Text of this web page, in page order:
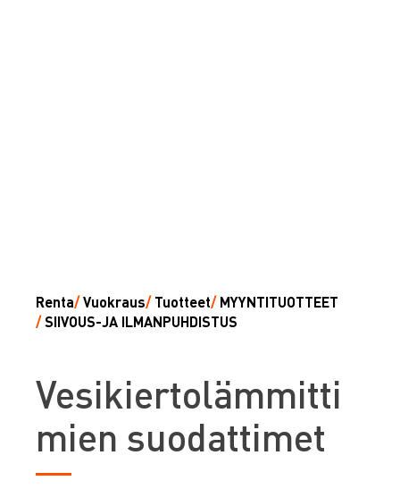
Renta/Vuokraus/ Tuotteet/ MYYNTITUOTTEET
/SIIVOUS-JA ILMANPUHDISTUS
Vesikiertolämmitti
mien suodattimet